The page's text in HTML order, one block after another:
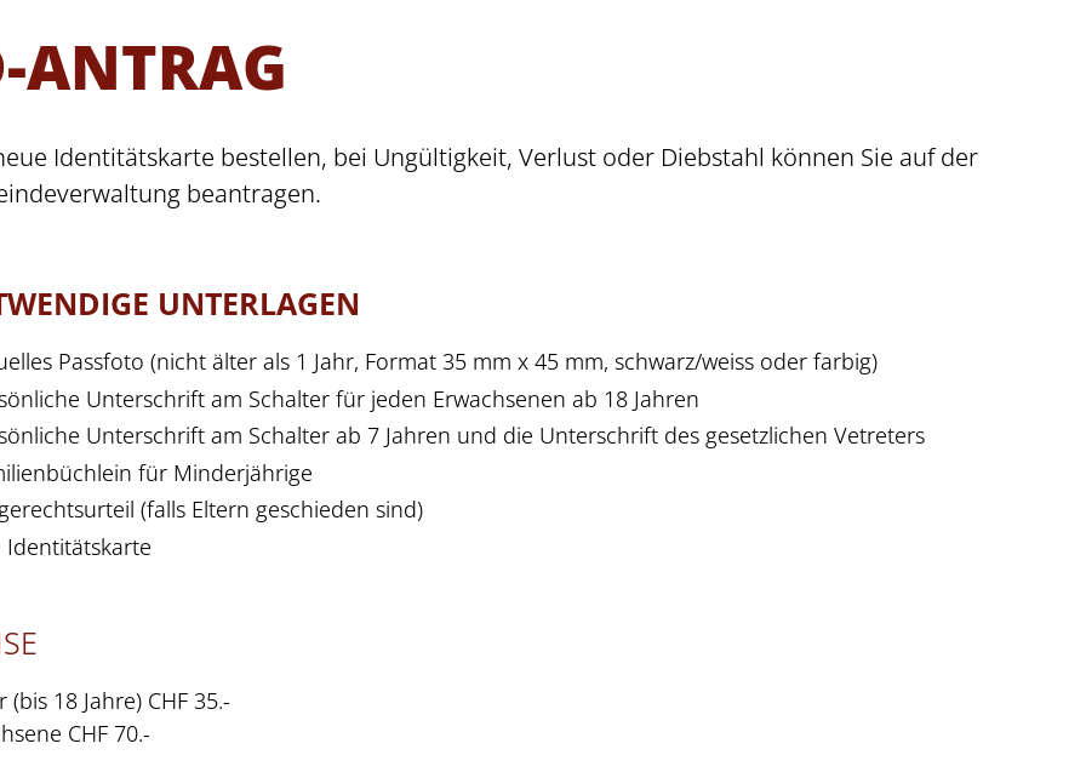
HEIMATAUSWEIS
WEGZUGSMELDUNG
10 ODER KOMBIANTRAG
ZAUBERWÜRFEL
LEITBILD
ANTRAG
Identitätskarte bestellen, bei Ungültigkeit, Verlust oder Diebstahl können Sie auf der
beantragen.
UNTERLAGEN
Passfoto (nicht älter als 1 Jahr, Format 35 mm x 45 mm, schwarz/weiss oder farbig)
Unterschrift am Schalter für jeden Erwachsenen ab 18 Jahren
Unterschrift am Schalter ab 7 Jahren und die Unterschrift des gesetzlichen Vetreters
für Minderjährige
(falls Eltern geschieden sind)
Identitätskarte
(bis 18 Jahre) CHF 35.-
CHF 70.-